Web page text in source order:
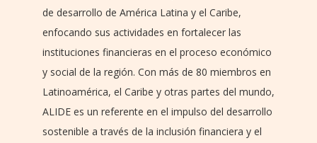
de desarrollo de América Latina y el Caribe,
enfocando sus actividades en fortalecer las
instituciones financieras en el proceso económico
y social de la región. Con más de 80 miembros en
Latinoamérica, el Caribe y otras partes del mundo,
ALIDE es un referente en el impulso del desarrollo
sostenible a través de la inclusión financiera y el